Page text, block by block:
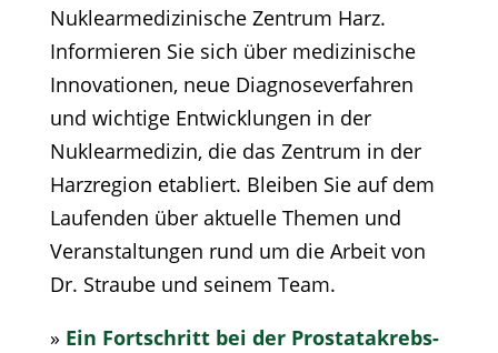
Nuklearmedizinische Zentrum Harz.
Informieren Sie sich über medizinische
Innovationen, neue Diagnoseverfahren
und wichtige Entwicklungen in der
Nuklearmedizin, die das Zentrum in der
Harzregion etabliert. Bleiben Sie auf dem
Laufenden über aktuelle Themen und
Veranstaltungen rund um die Arbeit von
Dr. Straube und seinem Team.
» Ein Fortschritt bei der Prostatakrebs-